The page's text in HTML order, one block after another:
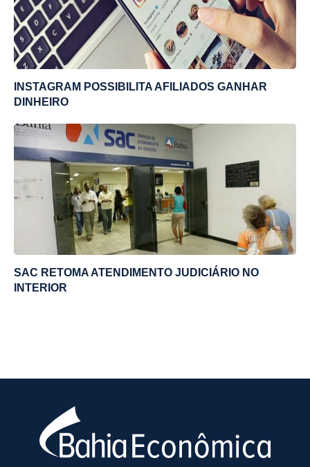
INSTAGRAM POSSIBILITA AFILIADOS GANHAR
DINHEIRO
SAC RETOMA ATENDIMENTO JUDICIÁRIO NO
INTERIOR